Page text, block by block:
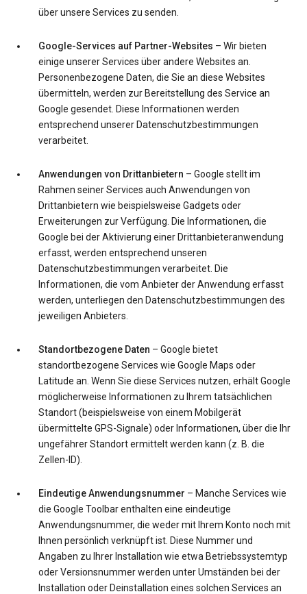
über unsere Services zu senden.
Google-Services auf Partner-Websites – Wir bieten
einige unserer Services über andere Websites an.
Personenbezogene Daten, die Sie an diese Websites
übermitteln, werden zur Bereitstellung des Service an
Google gesendet. Diese Informationen werden
entsprechend unserer Datenschutzbestimmungen
verarbeitet.
Anwendungen von Drittanbietern – Google stellt im
Rahmen seiner Services auch Anwendungen von
Drittanbietern wie beispielsweise Gadgets oder
Erweiterungen zur Verfügung. Die Informationen, die
Google bei der Aktivierung einer Drittanbieteranwendung
erfasst, werden entsprechend unseren
Datenschutzbestimmungen verarbeitet. Die
Informationen, die vom Anbieter der Anwendung erfasst
werden, unterliegen den Datenschutzbestimmungen des
jeweiligen Anbieters.
Standortbezogene Daten – Google bietet
standortbezogene Services wie Google Maps oder
Latitude an. Wenn Sie diese Services nutzen, erhält Google
möglicherweise Informationen zu Ihrem tatsächlichen
Standort (beispielsweise von einem Mobilgerät
übermittelte GPS-Signale) oder Informationen, über die Ihr
ungefährer Standort ermittelt werden kann (z. B. die
Zellen-ID).
Eindeutige Anwendungsnummer – Manche Services wie
die Google Toolbar enthalten eine eindeutige
Anwendungsnummer, die weder mit Ihrem Konto noch mit
Ihnen persönlich verknüpft ist. Diese Nummer und
Angaben zu Ihrer Installation wie etwa Betriebssystemtyp
oder Versionsnummer werden unter Umständen bei der
Installation oder Deinstallation eines solchen Services an